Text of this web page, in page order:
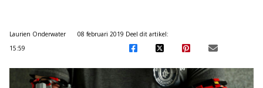
Laurien Onderwater
08 februari 2019
15:59
Deel dit artikel: